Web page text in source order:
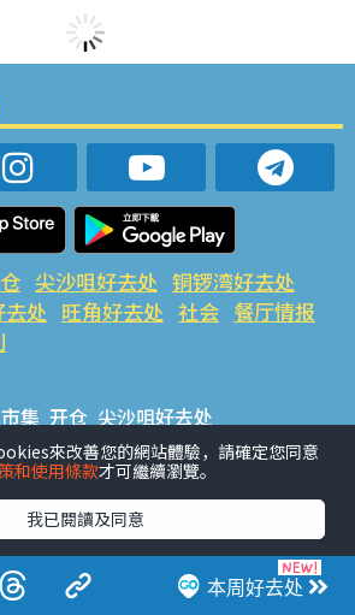
本周好去处
尖沙咀好去处 铜锣湾好去处
去处 旺角好去处 社会 餐厅情报
市集 开仓 尖沙咀好去处
去处 荃湾好去处 旺角好去处 社会
活动推介 #美食社群热话
#ULifestyle应用程式
#限时抢
#ULifestyle商户中心 #著数 #网络热话
來改善您的網站體驗，請確定您同意
和使用條款才可繼續瀏覽。
我已閱讀及同意